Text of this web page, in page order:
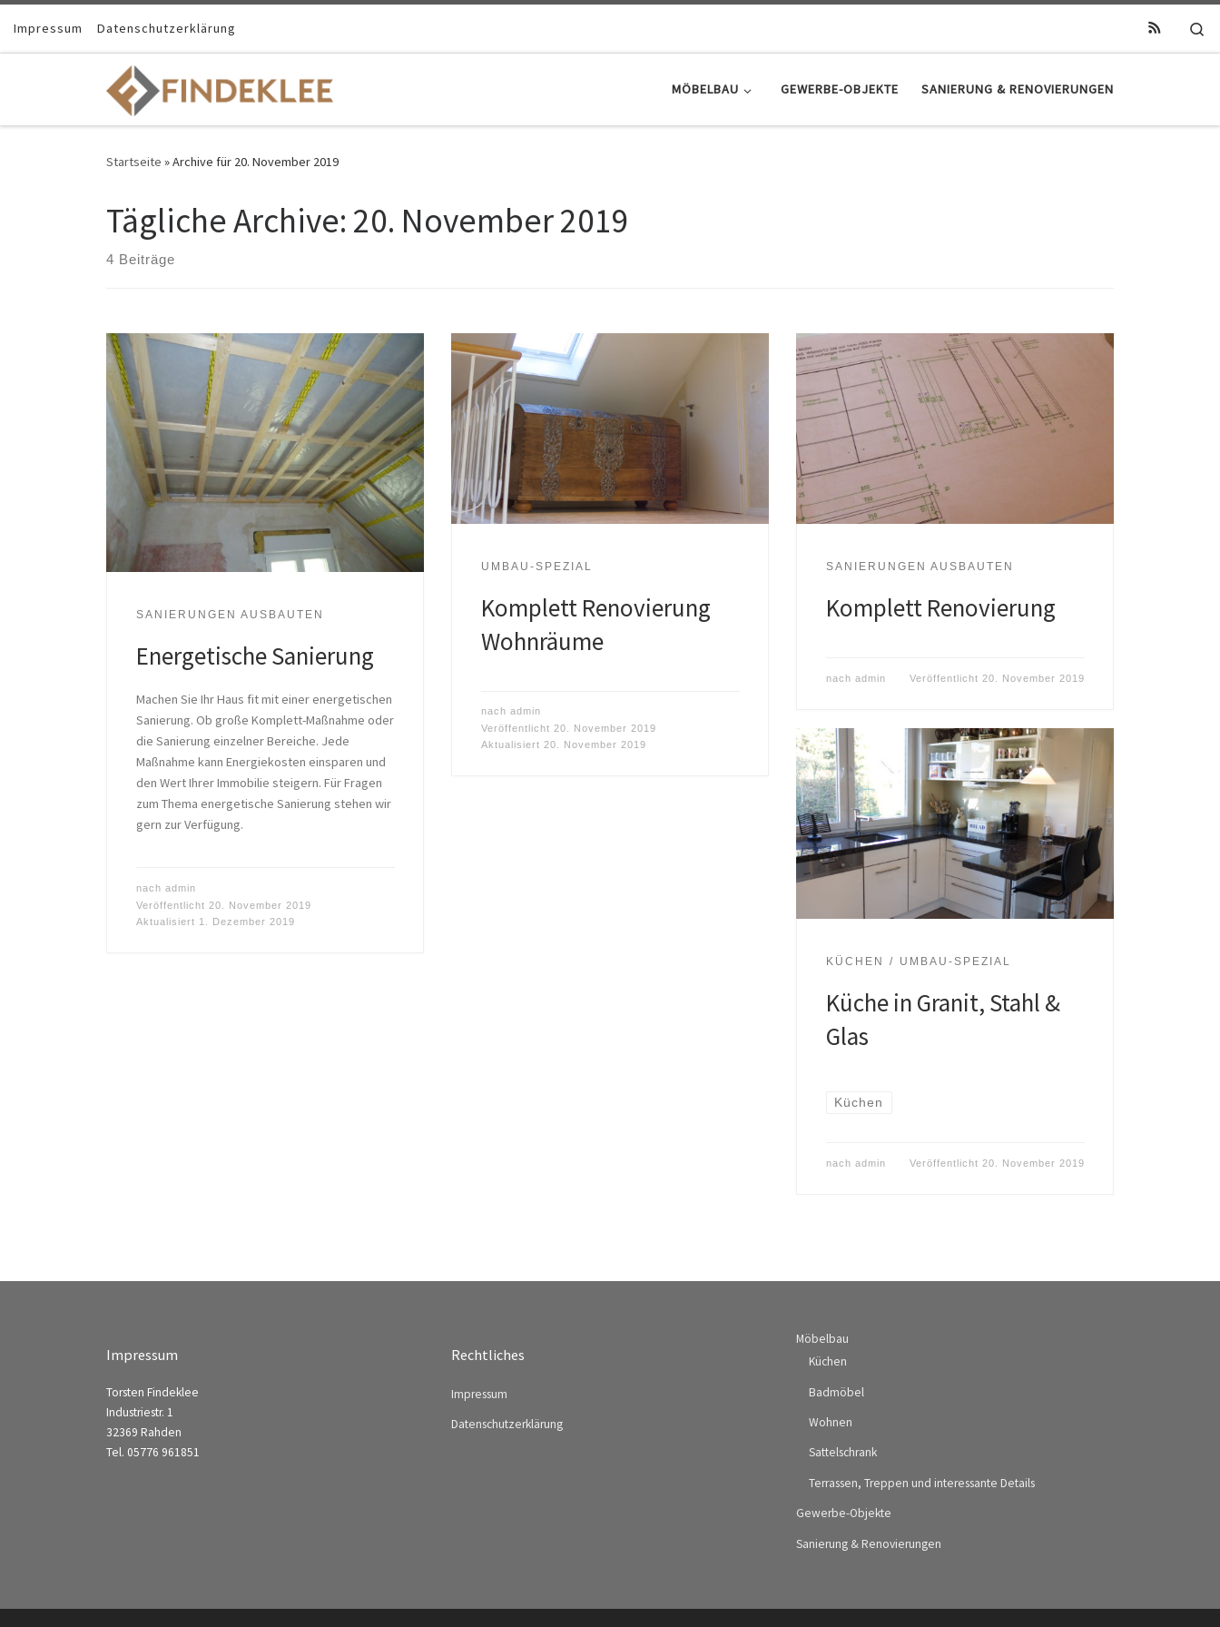
Impressum Datenschutzerklärung
MÖBELBAU GEWERBE-OBJEKTE SANIERUNG & RENOVIERUNGEN
Startseite »Archive für 20. November 2019
Tägliche Archive: 20. November 2019
4 Beiträge
SANIERUNGEN AUSBAUTEN
Energetische Sanierung
Machen Sie Ihr Haus fit mit einer energetischen
Sanierung. Ob große Komplett-Maßnahme oder
die Sanierung einzelner Bereiche. Jede
Maßnahme kann Energiekosten einsparen und
den Wert Ihrer Immobilie steigern. Für Fragen
zum Thema energetische Sanierung stehen wir
gern zur Verfügung.
nach admin
Veröffentlicht 20. November 2019
Aktualisiert 1. Dezember 2019
UMBAU-SPEZIAL
Komplett Renovierung
Wohnräume
nach admin
Veröffentlicht 20. November 2019
Aktualisiert 20. November 2019
SANIERUNGEN AUSBAUTEN
Komplett Renovierung
nach admin Veröffentlicht 20. November 2019
KÜCHEN UMBAU-SPEZIAL
Küche in Granit, Stahl &
Glas
Küchen
nach admin Veröffentlicht 20. November 2019
Impressum
Torsten Findeklee
Industriestr. 1
32369 Rahden
Tel. 05776 961851
Rechtliches
Impressum
Datenschutzerklärung
Möbelbau
Küchen
Badmöbel
Wohnen
Sattelschrank
Terrassen, Treppen und interessante Details
Gewerbe-Objekte
Sanierung & Renovierungen